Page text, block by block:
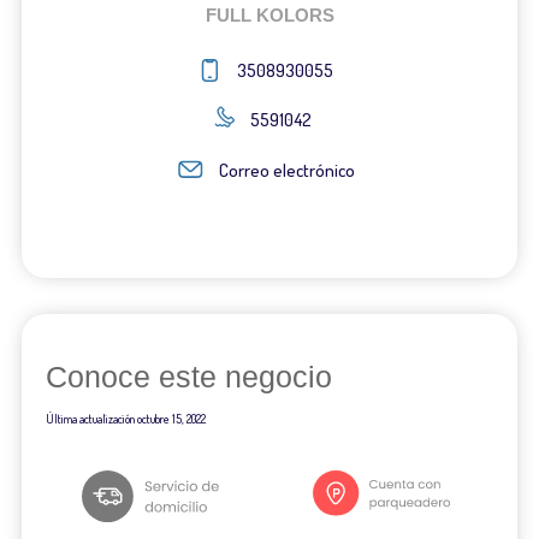
FULL KOLORS
3508930055
5591042
Correo electrónico
Conoce este negocio
Última actualizaciónoctubre 15, 2022